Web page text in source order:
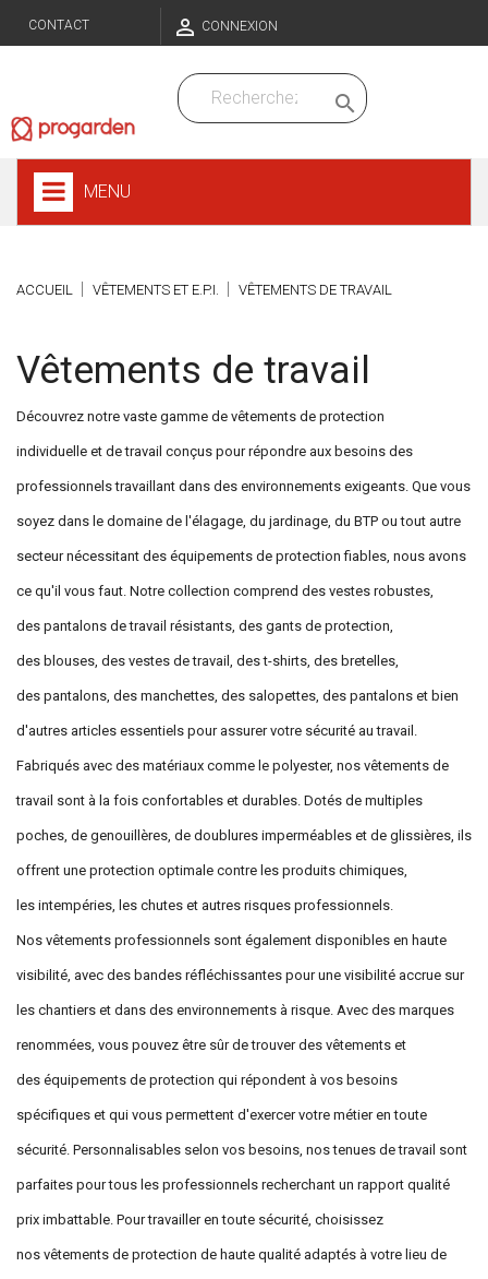
CONTACT  CONNEXION

MENU
ACCUEIL VÊTEMENTS ET E.P.I. VÊTEMENTS DE TRAVAIL
Vêtements de travail
Découvrez notre vaste gamme de vêtements de protection
individuelle et de travail conçus pour répondre aux besoins des
professionnels travaillant dans des environnements exigeants. Que vous
soyez dans le domaine de l'élagage, du jardinage, du BTP ou tout autre
secteur nécessitant des équipements de protection fiables, nous avons
ce qu'il vous faut. Notre collection comprend des vestes robustes,
des pantalons de travail résistants, des gants de protection,
des blouses, des vestes de travail, des t-shirts, des bretelles,
des pantalons, des manchettes, des salopettes, des pantalons et bien
d'autres articles essentiels pour assurer votre sécurité au travail.
Fabriqués avec des matériaux comme le polyester, nos vêtements de
travail sont à la fois confortables et durables. Dotés de multiples
poches, de genouillères, de doublures imperméables et de glissières, ils
offrent une protection optimale contre les produits chimiques,
les intempéries, les chutes et autres risques professionnels.
Nos vêtements professionnels sont également disponibles en haute
visibilité, avec des bandes réfléchissantes pour une visibilité accrue sur
les chantiers et dans des environnements à risque. Avec des marques
renommées, vous pouvez être sûr de trouver des vêtements et
des équipements de protection qui répondent à vos besoins
spécifiques et qui vous permettent d'exercer votre métier en toute
sécurité. Personnalisables selon vos besoins, nos tenues de travail sont
parfaites pour tous les professionnels recherchant un rapport qualité
prix imbattable. Pour travailler en toute sécurité, choisissez
nos vêtements de protection de haute qualité adaptés à votre lieu de